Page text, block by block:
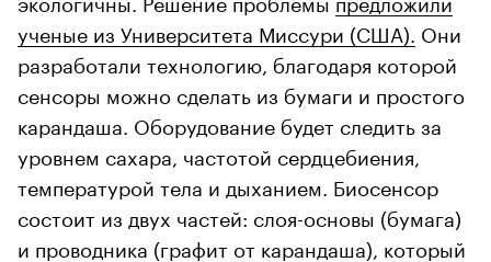
ученые из Университета Миссури (США). Они
разработали технологию, благодаря которой
сенсоры можно сделать из бумаги и простого
карандаша. Оборудование будет следить за
уровнем сахара, частотой сердцебиения,
температурой тела и дыханием. Биосенсор
состоит из двух частей: слоя-основы (бумага)
и проводника (графит от карандаша), который